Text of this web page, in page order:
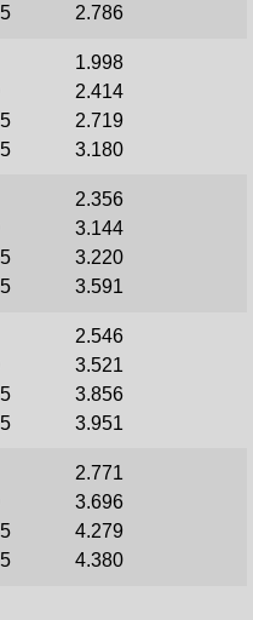
2.786
1.998
2.414
2.719
3.180
2.356
3.144
3.220
3.591
2.546
3.521
3.856
3.951
2.771
3.696
4.279
4.380